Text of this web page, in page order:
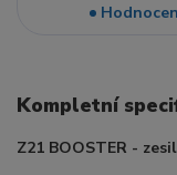
Kompletní
Z21 BOOSTER -